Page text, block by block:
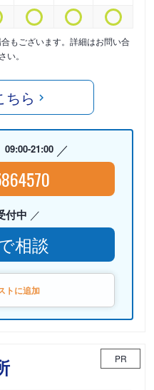
もございます。詳細はお問い合
い。
ちら
09:00-21:00
付中
相談
トに追加
PR